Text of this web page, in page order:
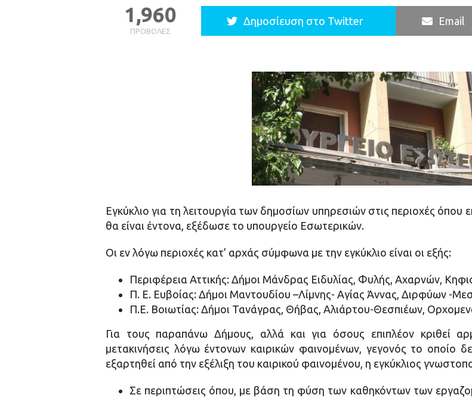
ΠΡΟΒΟΛΈΣ
1,960 Δημοσίευση στο Twitter Email
Εγκύκλιο για τη λειτουργία των δημοσίων υπηρεσιών στις περιοχές
θα είναι έντονα, εξέδωσε το υπουργείο Εσωτερικών.
Οι εν λόγω περιοχές κατ’ αρχάς σύμφωνα με την εγκύκλιο είναι οι εξής:
Περιφέρεια Αττικής: Δήμοι Μάνδρας Ειδυλίας, Φυλής, Αχαρνών,
Π. Ε. Ευβοίας: Δήμοι Μαντουδίου –Λίμνης- Αγίας Άννας, Διρφύων -
Π.Ε. Βοιωτίας: Δήμοι Τανάγρας, Θήβας, Αλιάρτου-Θεσπιέων,
Για τους παραπάνω Δήμους, αλλά και για όσους επιπλέον κριθεί
μετακινήσεις λόγω έντονων καιρικών φαινομένων, γεγονός το οποίο
εξαρτηθεί από την εξέλιξη του καιρικού φαινομένου, η εγκύκλιος
Σε περιπτώσεις όπου, με βάση τη φύση των καθηκόντων των